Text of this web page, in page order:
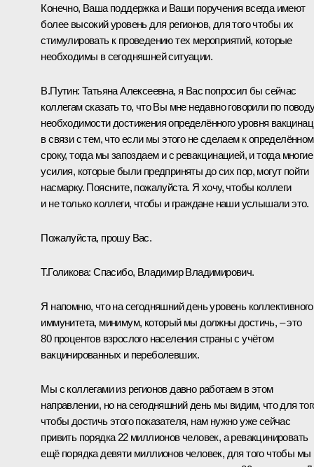
Конечно, Ваша поддержка и Ваши поручения всегда имеют
более высокий уровень для регионов, для того чтобы их
стимулировать к проведению тех мероприятий, которые
необходимы в сегодняшней ситуации.
В.Путин: Татьяна Алексеевна, я Вас попросил бы сейчас
коллегам сказать то, что Вы мне недавно говорили по
необходимости достижения определённого уровня
в связи с тем, что если мы этого не сделаем к
сроку, тогда мы запоздаем и с ревакцинацией, и тогда многие
усилия, которые были предприняты до сих пор, могут пойти
насмарку. Поясните, пожалуйста. Я хочу, чтобы коллеги
и не только коллеги, чтобы и граждане наши услышали это.
Пожалуйста, прошу Вас.
Т.Голикова:Спасибо, Владимир Владимирович.
Я напомню, что на сегодняшний день уровень коллективного
иммунитета, минимум, который мы должны достичь, – это
80 процентов взрослого населения страны с учётом
вакцинированных и переболевших.
Мы с коллегами из регионов давно работаем в этом
направлении, но на сегодняшний день мы видим, что для
чтобы достичь этого показателя, нам нужно уже сейчас
привить порядка 22 миллионов человек, а ревакцинировать
ещё порядка девяти миллионов человек, для того чтобы мы